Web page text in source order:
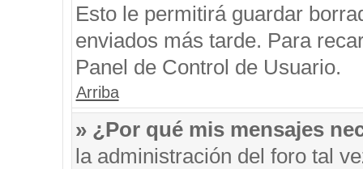
Esto le permitirá guardar
enviados más tarde. Para
Panel de Control de Usuario.
Arriba
» ¿Por qué mis mensajes
la administración del foro tal